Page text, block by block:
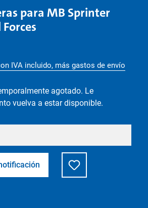
para MB Sprinter
IVA incluido, más gastos de envío
agotado. Le
vuelva a estar disponible.